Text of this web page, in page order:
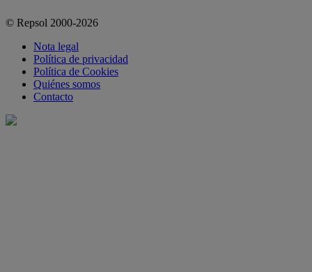
© Repsol 2000-2026
Nota legal
Política de privacidad
Política de Cookies
Quiénes somos
Contacto